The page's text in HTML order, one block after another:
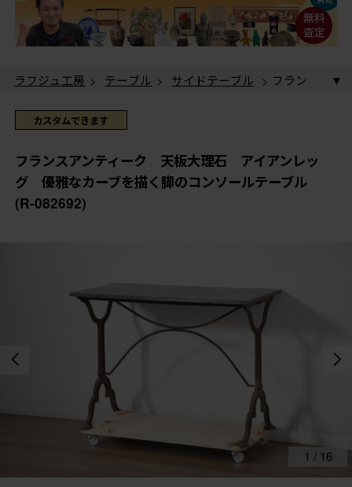
ラフジュ工房 > テーブル > サイドテーブル
カーブを描く脚のコンソールテーブル (R-082692)
ラフジュ工房 > テーブル
ランスアンティーク 天板大理石 アイアンレッグ 優
雅なカーブを描く脚のコンソールテーブル (R-082692)
カスタムできます
フランスアンティーク 天板大理石 アイアンレッ
グ 優雅なカーブを描く脚のコンソールテーブル
(R-082692)
1 / 16